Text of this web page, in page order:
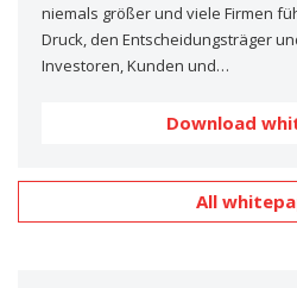
niemals größer und viele Firmen
Druck, den Entscheidungsträger
Investoren, Kunden und…
Download
All